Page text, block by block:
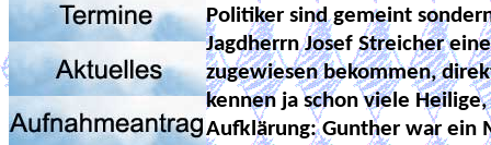
Politiker sind gemeint
Jagdherrn Josef Streicher
zugewiesen bekommen,
kennen ja schon viele
Aufklärung: Gunther war ein